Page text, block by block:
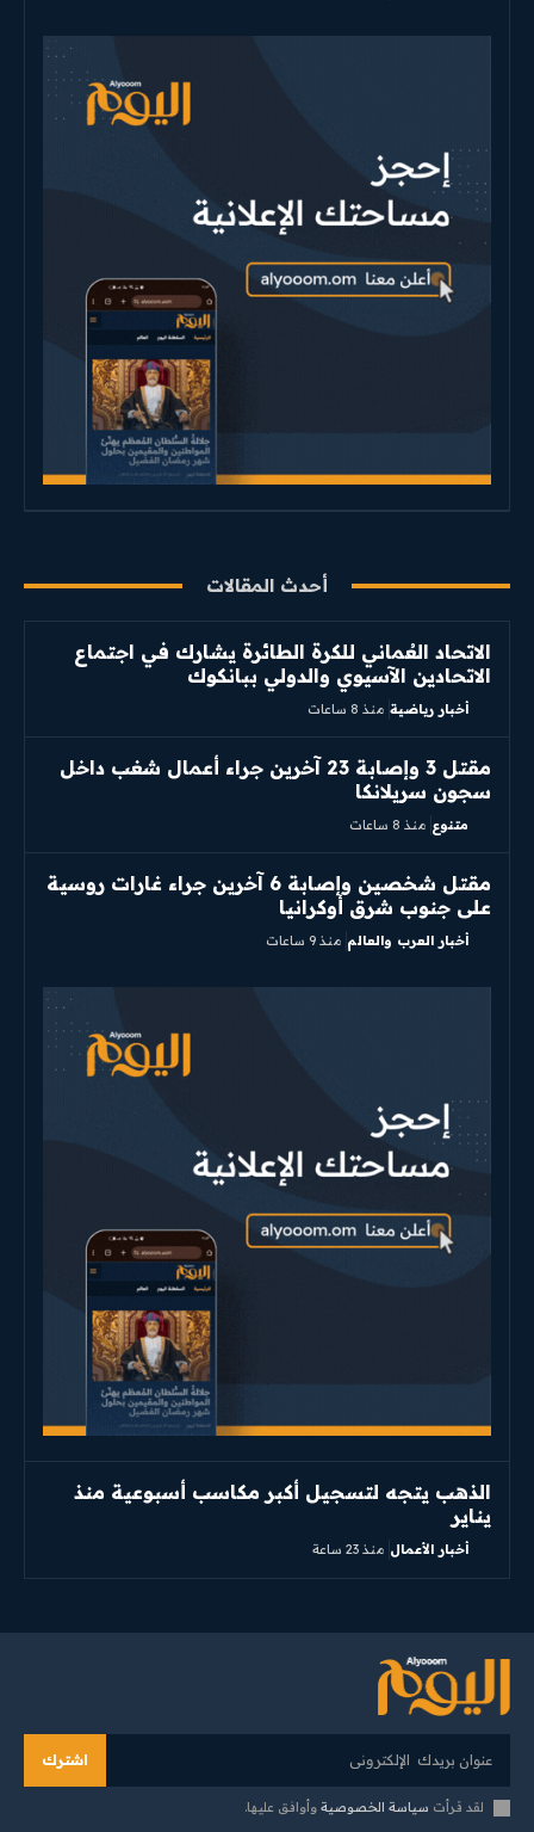
أحدث المقالات
الاتحاد العُماني للكرة الطائرة يشارك في اجتماع
الاتحادين الآسيوي والدولي ببانكوك
أخبار رياضية منذ 8 ساعات
مقتل 3 وإصابة 23 آخرين جراء أعمال شغب داخل
سجون سريلانكا
متنوع منذ 8 ساعات
مقتل شخصين وإصابة 6 آخرين جراء غارات روسية
على جنوب شرق أوكرانيا
أخبار العرب والعالم منذ 9 ساعات
الذهب يتجه لتسجيل أكبر مكاسب أسبوعية منذ
يناير
أخبار الأعمال منذ 23 ساعة
اشترك
لقد قرأت سياسة الخصوصية وأوافق عليها.